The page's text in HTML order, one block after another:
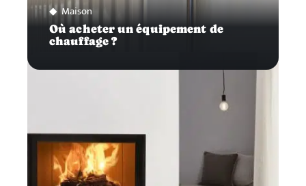
Maison
Où acheter un équipement de
chauffage ?